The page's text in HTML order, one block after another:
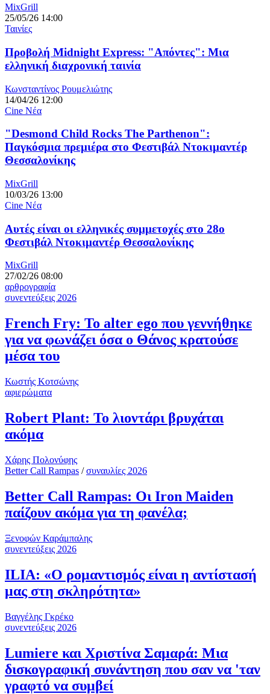
MixGrill
25/05/26 14:00
Ταινίες
Προβολή Midnight Express: "Απόντες": Μια
ελληνική διαχρονική ταινία
Κωνσταντίνος Ρουμελιώτης
14/04/26 12:00
Cine Νέα
"Desmond Child Rocks The Parthenon":
Παγκόσμια πρεμιέρα στο Φεστιβάλ Ντοκιμαντέρ
Θεσσαλονίκης
MixGrill
10/03/26 13:00
Cine Νέα
Αυτές είναι οι ελληνικές συμμετοχές στο 28ο
Φεστιβάλ Ντοκιμαντέρ Θεσσαλονίκης
MixGrill
27/02/26 08:00
αρθρογραφία
συνεντεύξεις 2026
French Fry: Το alter ego που γεννήθηκε
για να φωνάζει όσα ο Θάνος κρατούσε
μέσα του
Κωστής Κοτσώνης
αφιερώματα
Robert Plant: Το λιοντάρι βρυχάται
ακόμα
Χάρης Πολονύφης
Better Call Rampas /συναυλίες 2026
Better Call Rampas: Οι Iron Maiden
παίζουν ακόμα για τη φανέλα;
Ξενοφών Καράμπαλης
συνεντεύξεις 2026
ILIA: «Ο ρομαντισμός είναι η αντίστασή
μας στη σκληρότητα»
Βαγγέλης Γκρέκο
συνεντεύξεις 2026
Lumiere και Χριστίνα Σαμαρά: Μια
δισκογραφική συνάντηση που σαν να 'ταν
γραφτό να συμβεί